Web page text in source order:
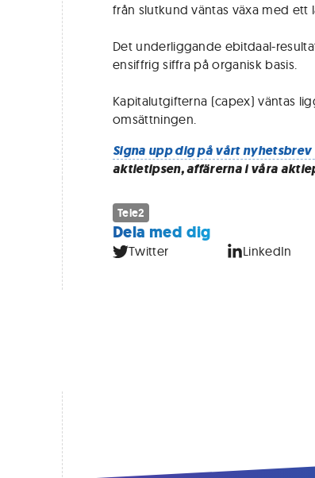
från slutkund väntas växa med ett
Det underliggande ebitdaal-
ensiffrig siffra på organisk basis.
Kapitalutgifterna (capex) väntas
omsättningen.
Signa upp dig på vårt nyhetsbrev
aktietipsen, affärerna i våra
Tele2
Dela med dig
Twitter LinkedIn